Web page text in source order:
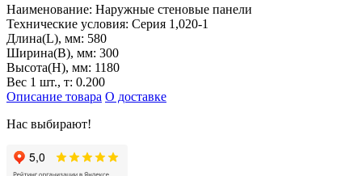
Наименование: Наружные стеновые панели
Технические условия: Серия 1,020-1
Длина(L), мм: 580
Ширина(B), мм: 300
Высота(H), мм: 1180
Вес 1 шт., т: 0.200
Описание товара О доставке
Нас выбирают!